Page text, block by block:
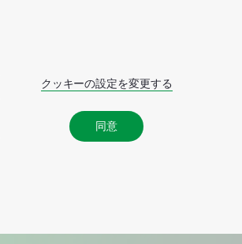
クッキーの設定を変更する
同意